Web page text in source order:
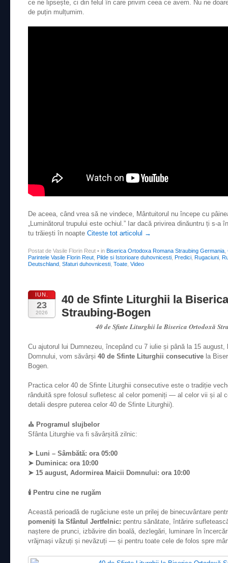
ce ne lipsește, ci din felul în care privim ceea ce avem. Nu ne
de puțin mulțumim.
De aceea, când vrea să ne vindece, Mântuitorul nu începe cu
„Luminătorul trupului este ochiul.” Iar dacă privirea dinăuntru ți s-
tu trăiești în noapte Citeste tot articolul →
Postat de Vasile Florin Reut • in Biserica Ortodoxa Romana Straubing Germania
Parintele Vasile Florin Reut
Pilde si Istorioare duhovnicesti Predici Rugaciuni
Deutschland Sfaturi duhovnicesti Toate Video
IUN.
23
2026
40 de Sfinte Liturghii la
Straubing-Bogen
40 de Sfinte Liturghii la Biserica Ortodoxă
Cu ajutorul lui Dumnezeu, începând cu 7 iulie și până la 15 august,
Domnului, vom săvârși 40 de Sfinte Liturghii consecutive la
Bogen.
Practica celor 40 de Sfinte Liturghii consecutive este o tradiție
rânduită spre folosul sufletesc al celor pomeniți — al celor vii și al
detalii despre puterea celor 40 de Sfinte Liturghii).
⛪ Programul slujbelor
Sfânta Liturghie va fi săvârșită zilnic:
➤ Luni – Sâmbătă: ora 05:00
➤ Duminica: ora 10:00
➤ 15 august, Adormirea Maicii Domnului: ora 10:00
🕯️ Pentru cine ne rugăm
Această perioadă de rugăciune este un prilej de binecuvântare
pomeniți la Sfântul Jertfelnic: pentru sănătate, întărire
naștere de prunci, izbăvire din boală, dezlegări, luminare în
vrăjmași văzuți și nevăzuți — și pentru toate cele de folos spre